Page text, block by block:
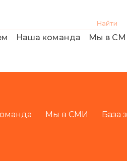
Наша команда Мы в
Мы в СМИ База